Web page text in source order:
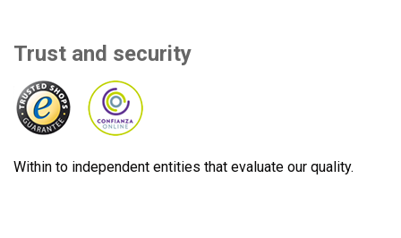
Trust and security
Within to independent entities that evaluate our quality.